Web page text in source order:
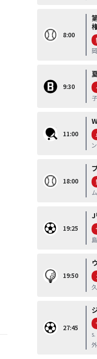
8:00
9:30
11:00
18:00
19:25
J
19:50
27:45